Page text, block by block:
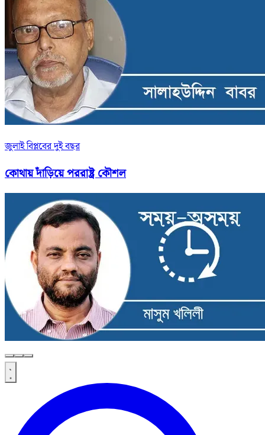
জুলাই বিপ্লবের দুই বছর
কোথায় দাঁড়িয়ে পররাষ্ট্র কৌশল